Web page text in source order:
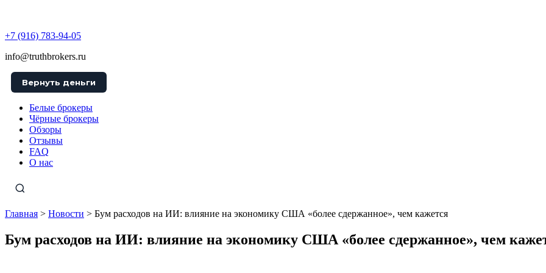
+7 (916) 783-94-05
info@truthbrokers.ru
Вернуть деньги
Белые брокеры
Чёрные брокеры
Обзоры
Отзывы
FAQ
О нас
Главная > Новости > Бум расходов на ИИ: влияние на экономику США «более сдержанное», чем кажется
Бум расходов на ИИ: влияние на экономику США «более сдержанное», чем